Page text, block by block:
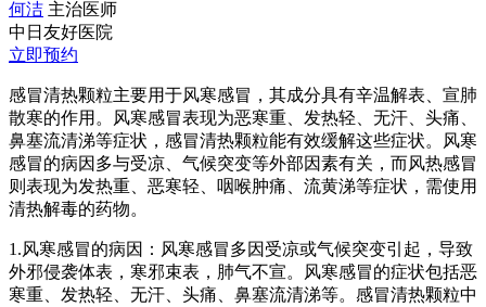
何洁 主治医师
中日友好医院
立即预约
感冒清热颗粒主要用于风寒感冒，其成分具有辛温解表、宣肺
散寒的作用。风寒感冒表现为恶寒重、发热轻、无汗、头痛、
鼻塞流清涕等症状，感冒清热颗粒能有效缓解这些症状。风寒
感冒的病因多与受凉、气候突变等外部因素有关，而风热感冒
则表现为发热重、恶寒轻、咽喉肿痛、流黄涕等症状，需使用
清热解毒的药物。
1.风寒感冒的病因：风寒感冒多因受凉或气候突变引起，导致
外邪侵袭体表，寒邪束表，肺气不宣。风寒感冒的症状包括恶
寒重、发热轻、无汗、头痛、鼻塞流清涕等。感冒清热颗粒中